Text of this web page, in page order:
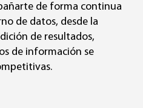
de forma continua
de datos, desde la
de resultados,
de información se